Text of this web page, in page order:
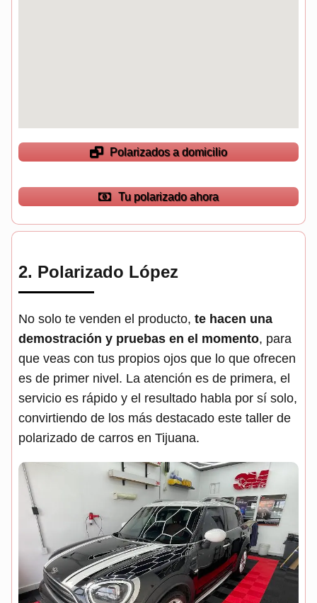
Polarizados a domicilio
Tu polarizado ahora
2. Polarizado López
No solo te venden el producto, te hacen una
demostración y pruebas en el momento, para
que veas con tus propios ojos que lo que ofrecen
es de primer nivel. La atención es de primera, el
servicio es rápido y el resultado habla por sí solo,
convirtiendo de los más destacado este taller de
polarizado de carros en Tijuana.